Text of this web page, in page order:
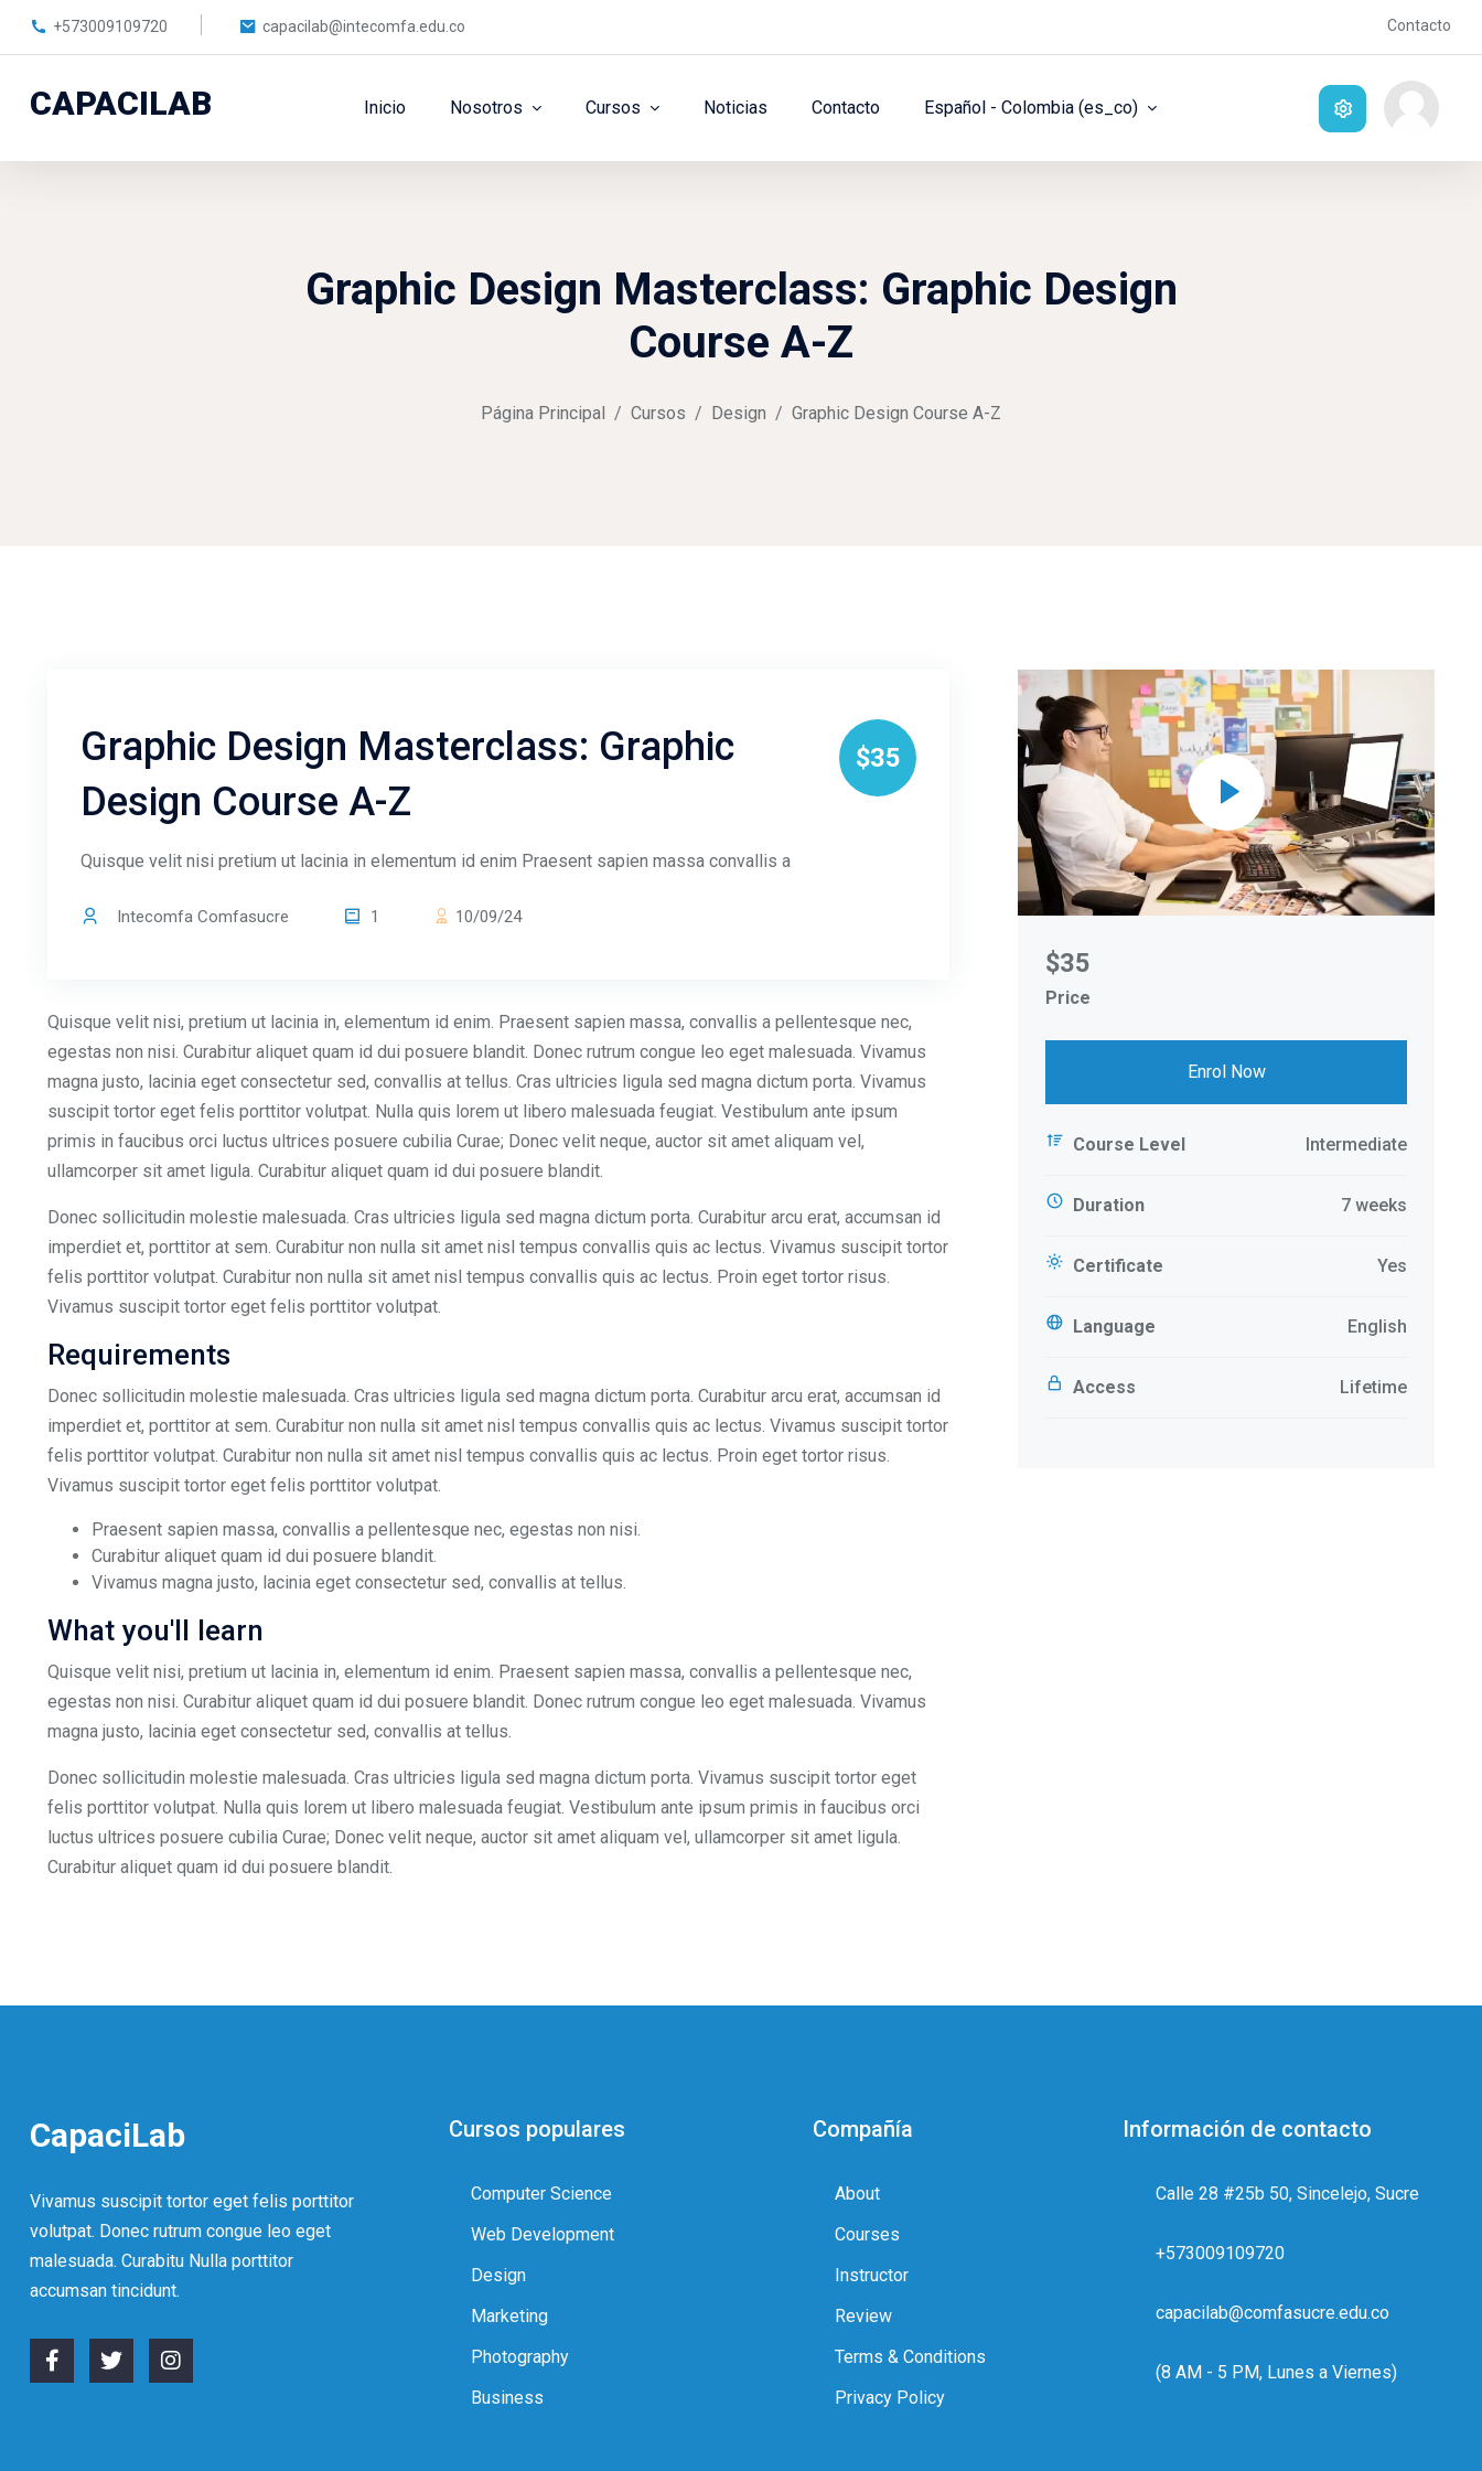
+573009109720 capacilab@intecomfa.edu.co Contacto
CAPACILAB Inicio Nosotros Cursos Noticias Contacto Español - Colombia ‎(es_co)‎
Graphic Design Masterclass: Graphic Design
Course A-Z
Página Principal Cursos Design Graphic Design Course A-Z
Graphic Design Masterclass: Graphic
Design Course A-Z
Quisque velit nisi pretium ut lacinia in elementum id enim Praesent sapien massa convallis a
Intecomfa Comfasucre 1 10/09/24
$35
Quisque velit nisi, pretium ut lacinia in, elementum id enim. Praesent sapien massa, convallis a pellentesque nec,
egestas non nisi. Curabitur aliquet quam id dui posuere blandit. Donec rutrum congue leo eget malesuada. Vivamus
magna justo, lacinia eget consectetur sed, convallis at tellus. Cras ultricies ligula sed magna dictum porta. Vivamus
suscipit tortor eget felis porttitor volutpat. Nulla quis lorem ut libero malesuada feugiat. Vestibulum ante ipsum
primis in faucibus orci luctus ultrices posuere cubilia Curae; Donec velit neque, auctor sit amet aliquam vel,
ullamcorper sit amet ligula. Curabitur aliquet quam id dui posuere blandit.
Donec sollicitudin molestie malesuada. Cras ultricies ligula sed magna dictum porta. Curabitur arcu erat, accumsan id
imperdiet et, porttitor at sem. Curabitur non nulla sit amet nisl tempus convallis quis ac lectus. Vivamus suscipit tortor
felis porttitor volutpat. Curabitur non nulla sit amet nisl tempus convallis quis ac lectus. Proin eget tortor risus.
Vivamus suscipit tortor eget felis porttitor volutpat.
Requirements
Donec sollicitudin molestie malesuada. Cras ultricies ligula sed magna dictum porta. Curabitur arcu erat, accumsan id
imperdiet et, porttitor at sem. Curabitur non nulla sit amet nisl tempus convallis quis ac lectus. Vivamus suscipit tortor
felis porttitor volutpat. Curabitur non nulla sit amet nisl tempus convallis quis ac lectus. Proin eget tortor risus.
Vivamus suscipit tortor eget felis porttitor volutpat.
Praesent sapien massa, convallis a pellentesque nec, egestas non nisi.
Curabitur aliquet quam id dui posuere blandit.
Vivamus magna justo, lacinia eget consectetur sed, convallis at tellus.
What you'll learn
Quisque velit nisi, pretium ut lacinia in, elementum id enim. Praesent sapien massa, convallis a pellentesque nec,
egestas non nisi. Curabitur aliquet quam id dui posuere blandit. Donec rutrum congue leo eget malesuada. Vivamus
magna justo, lacinia eget consectetur sed, convallis at tellus.
Donec sollicitudin molestie malesuada. Cras ultricies ligula sed magna dictum porta. Vivamus suscipit tortor eget
felis porttitor volutpat. Nulla quis lorem ut libero malesuada feugiat. Vestibulum ante ipsum primis in faucibus orci
luctus ultrices posuere cubilia Curae; Donec velit neque, auctor sit amet aliquam vel, ullamcorper sit amet ligula.
Curabitur aliquet quam id dui posuere blandit.
$35
Price
Enrol Now
Course Level Intermediate
Duration 7 weeks
Certificate Yes
Language English
Access Lifetime
CapaciLab
Vivamus suscipit tortor eget felis porttitor
volutpat. Donec rutrum congue leo eget
malesuada. Curabitu Nulla porttitor
accumsan tincidunt.
Cursos populares
Computer Science
Web Development
Design
Marketing
Photography
Business
Compañía
About
Courses
Instructor
Review
Terms & Conditions
Privacy Policy
Información de contacto
Calle 28 #25b 50, Sincelejo, Sucre
+573009109720
capacilab@comfasucre.edu.co
(8 AM - 5 PM, Lunes a Viernes)